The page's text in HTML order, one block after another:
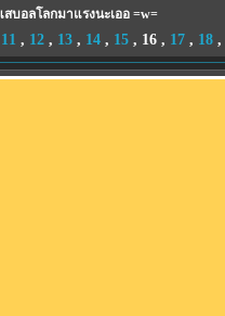
สบอลโลกมาแรงนะเออ =w=
11 , 12, 13, 14, 15, 16, 17, 18,